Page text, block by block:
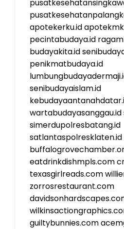
apotekerku.id
pecintabudaya.id
budayakita.id
penikmatbudaya.id
senibudayaislam.id
wartabudayasanggau.id
simerdupolresbatang.id
satlantaspolresklaten.id
eatdrinkdishmpls.com
texasgirlreads.com
zorrosrestaurant.com
guiltybunnies.com